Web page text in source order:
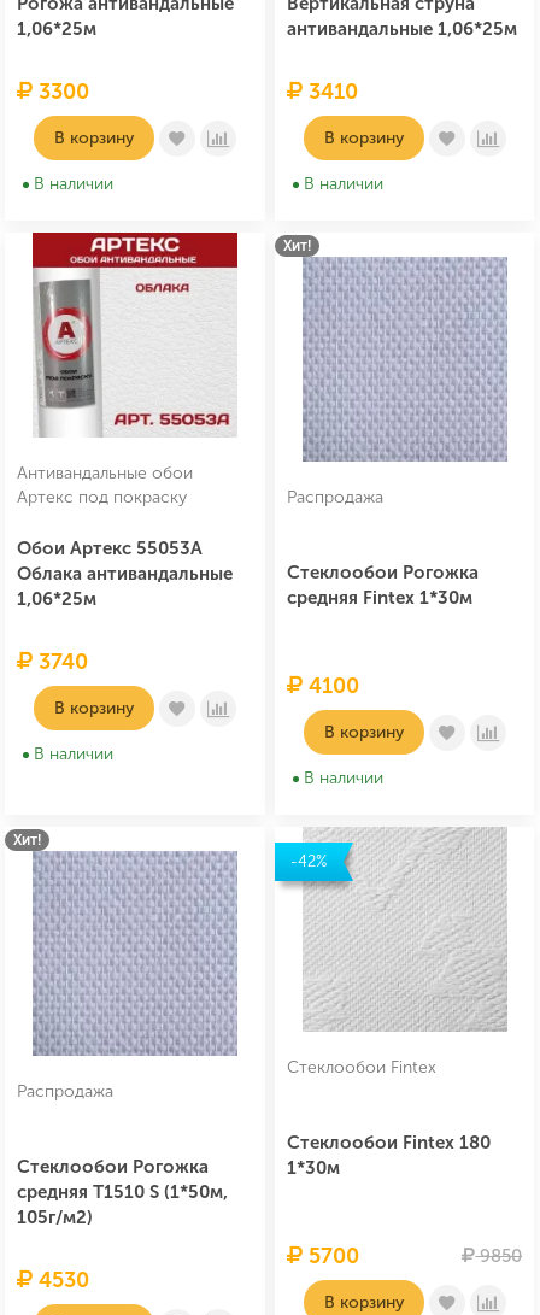
1,06*25м
3300
В корзину
В наличии
антивандальные 1,06*25м
3410
В корзину
В наличии
Антивандальные обои
Артекс под покраску
Обои Артекс 55053A
Облака антивандальные
1,06*25м
3740
В корзину
В наличии
Хит!
Распродажа
Стеклообои Рогожка
средняя Fintex 1*30м
4100
В корзину
В наличии
Хит!
Распродажа
Стеклообои Рогожка
средняя T1510 S (1*50м,
105г/м2)
4530
-42%
Стеклообои Fintex
Стеклообои Fintex 180
1*30м
5700 9850
В корзину